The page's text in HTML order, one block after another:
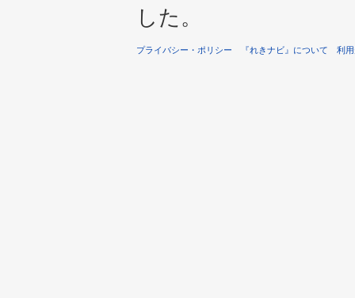
した。
プライバシー・ポリシー 『れきナビ』について 利